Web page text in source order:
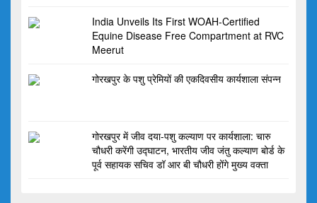
India Unveils Its First WOAH‑Certified
Equine Disease Free Compartment at RVC
Meerut
गोरखपुर के पशु प्रेमियों की एकदिवसीय कार्यशाला संपन्न
गोरखपुर में जीव दया-पशु कल्याण पर कार्यशाला: चारु
चौधरी करेंगी उद्घाटन, भारतीय जीव जंतु कल्याण बोर्ड के
पूर्व सहायक सचिव डॉ आर बी चौधरी होंगे मुख्य वक्ता